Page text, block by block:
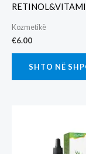
Kozmetikë
€6.00
SHTO NË